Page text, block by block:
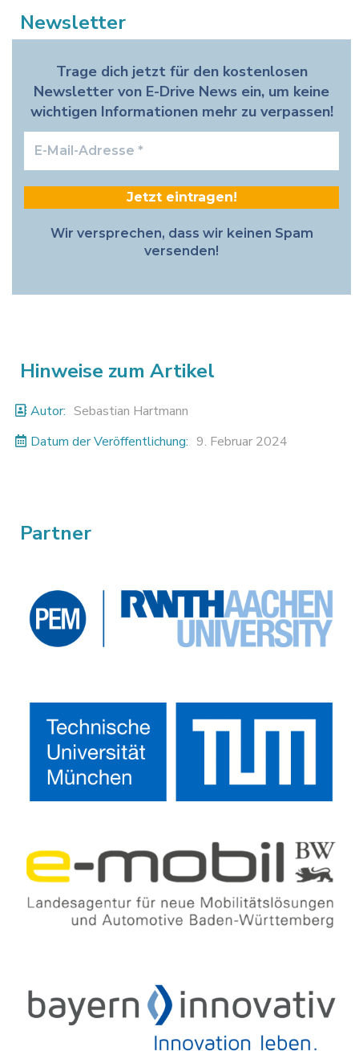
Newsletter
Trage dich jetzt für den kostenlosen
Newsletter von E-Drive News ein, um keine
wichtigen Informationen mehr zu verpassen!
E-
Mail-
Adresse
*
Wir versprechen, dass wir keinen Spam
versenden!
Hinweise zum Artikel
Autor: Sebastian Hartmann
Datum der Veröffentlichung: 9. Februar 2024
Partner